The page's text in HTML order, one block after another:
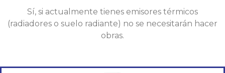
Sí, si actualmente tienes emisores térmicos
(radiadores o suelo radiante) no se necesitarán hacer
obras.